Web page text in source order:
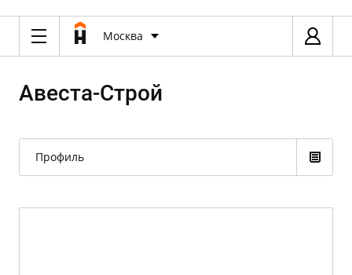
Москва
Авеста-Строй
Профиль